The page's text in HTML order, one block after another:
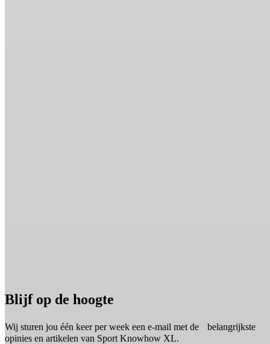
Blijf op de hoogte
Wij sturen jou één keer per week een e-mail met de belangrijkste
opinies en artikelen van Sport Knowhow XL.